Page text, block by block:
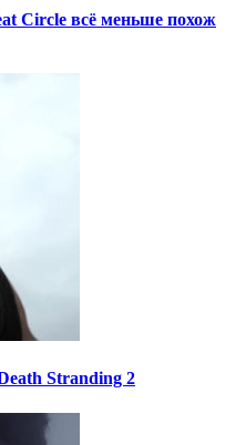
Circle всё меньше похож
Stranding 2